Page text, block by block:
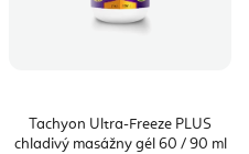
Tachyon Ultra-Freeze PLUS
chladivý masážny gél 60 / 90 ml